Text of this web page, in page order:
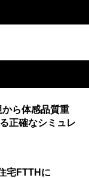
ら体感品質重
正確なシミュレ
宅FTTHに